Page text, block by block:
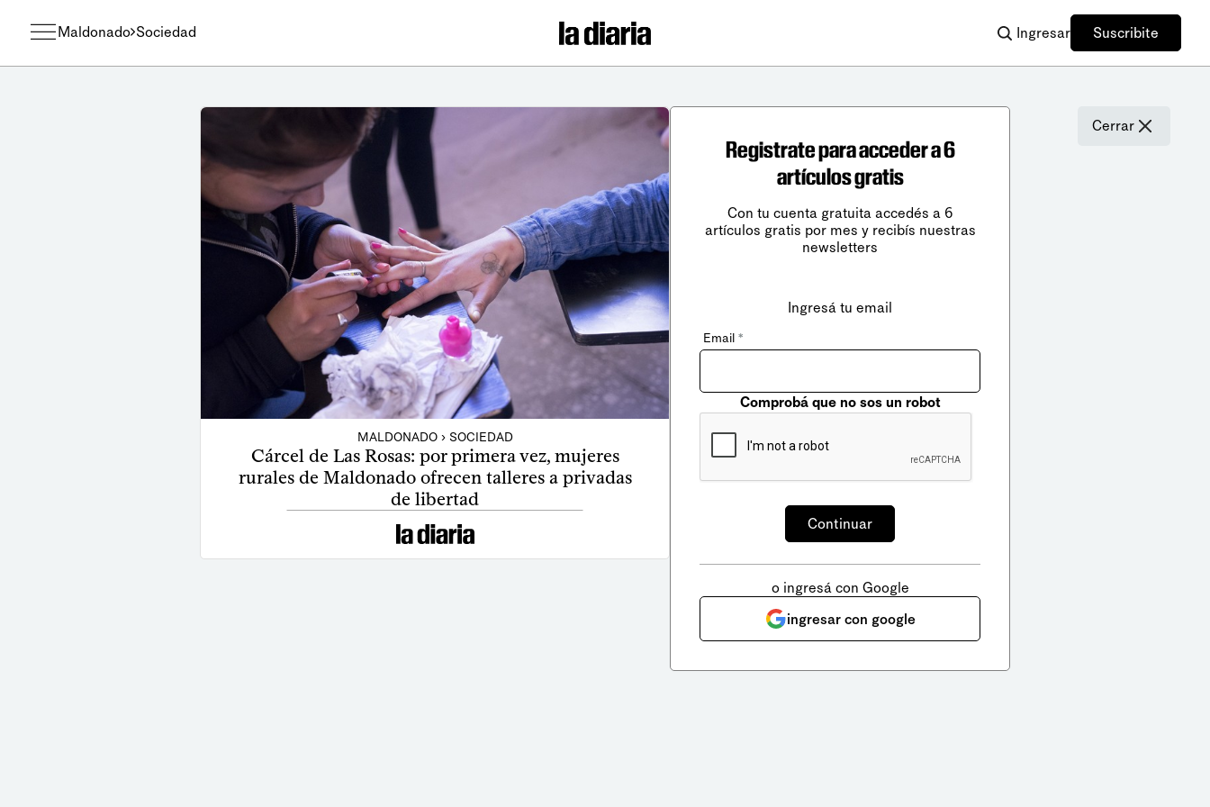
Maldonado Sociedad Ingresar Suscribite
MALDONADO › SOCIEDAD
Cárcel de Las Rosas: por primera vez, mujeres
rurales de Maldonado ofrecen talleres a privadas
de libertad
Cerrar
Registrate para acceder a 6
artículos gratis
Con tu cuenta gratuita accedés a 6
artículos gratis por mes y recibís nuestras
newsletters
Ingresá tu email
Email *
Comprobá que no sos un robot
o ingresá con Google
ingresar con google